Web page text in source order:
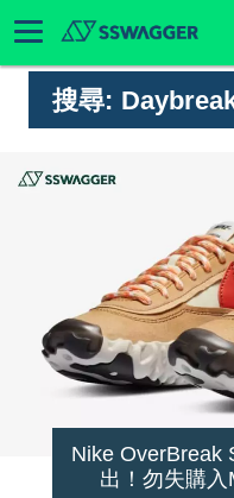
搜尋:
Nike OverBreak
出！勿失購